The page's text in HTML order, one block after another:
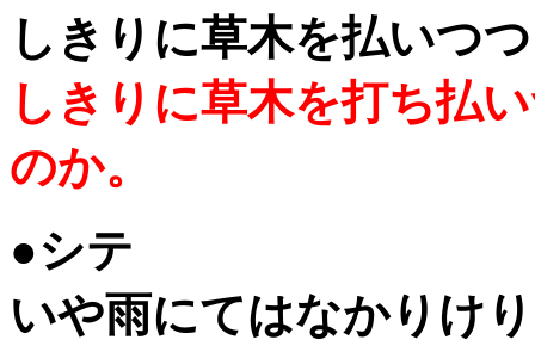
しきりに草木を払いつ
しきりに草木を打ち払
のか。
●シテ
いや雨にてはなかりけ